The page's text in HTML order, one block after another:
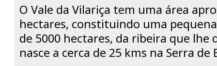
O Vale da Vilariça tem uma área
hectares, constituindo uma
de 5000 hectares, da ribeira que lhe
nasce a cerca de 25 kms na Serra de